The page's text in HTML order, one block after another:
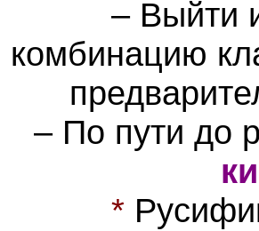
– Выйти
комбинацию
– По пути до
*